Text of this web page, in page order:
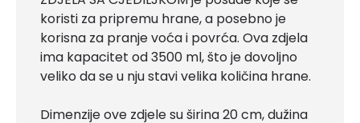
koristi za pripremu hrane, a posebno je
korisna za pranje voća i povrća. Ova zdjela
ima kapacitet od 3500 ml, što je dovoljno
veliko da se u nju stavi velika količina hrane.
Dimenzije ove zdjele su širina 20 cm, dužina